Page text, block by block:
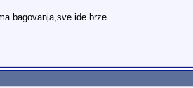
bagovanja,sve ide brze......